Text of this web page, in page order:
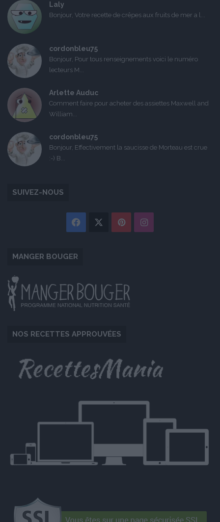
Laly
Bonjour, Votre recette de crêpes aux fruits de mer a l...
cordonbleu75
Bonjour, Pour tous renseignements voici le numéro
lecteurs M...
Arlette Auduc
Comment faire pour acheter des assiettes Maxwell and
William...
cordonbleu75
Bonjour, Effectivement la saucisse de Morteau est crue
:-) B...
SUIVEZ-NOUS
Facebook PinterestInstagram
MANGER BOUGER
NOS RECETTES APPROUVÉES